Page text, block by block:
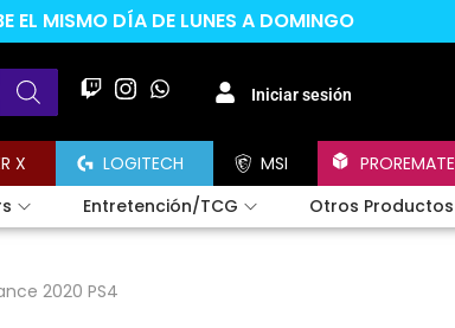
EL MISMO DÍA DE LUNES A DOMINGO
Iniciar sesión
X LOGITECH MSI PROREMATE
Entretención/TCG Otros Productos
2020 PS4